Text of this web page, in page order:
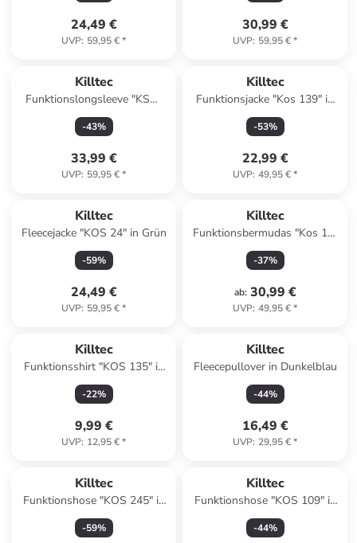
24,49 €
UVP: 59,95 €*
30,99 €
UVP: 59,95 €*
Killtec
Funktionslongsleeve "KSW
258" in Grün/ Weiß/ Rosa
-43%
33,99 €
UVP: 59,95 €*
Killtec
Funktionsjacke "Kos 139" in
Grün
-53%
22,99 €
UVP: 49,95 €*
Killtec
Fleecejacke "KOS 24" in Grün
-59%
24,49 €
UVP: 59,95 €*
Killtec
Funktionsbermudas "Kos 19"
in Dunkelblau
-37%
ab: 30,99 €
UVP: 49,95 €*
Killtec
Funktionsshirt "KOS 135" in
Rosa
-22%
9,99 €
UVP: 12,95 €*
Killtec
Fleecepullover in Dunkelblau
-44%
16,49 €
UVP: 29,95 €*
Killtec
Funktionshose "KOS 245" in
Schwarz
-59%
Killtec
Funktionshose "KOS 109" in
Grün
-44%